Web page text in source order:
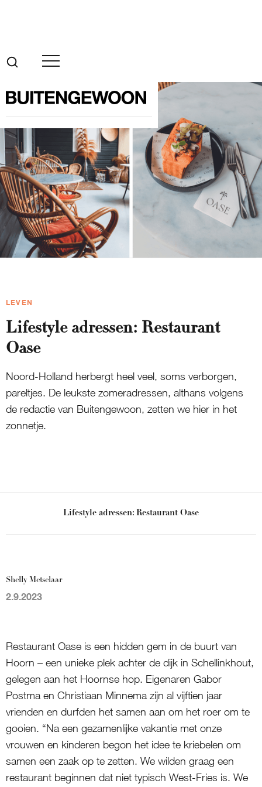
LEVEN
Lifestyle adressen: Restaurant
Oase
Noord-Holland herbergt heel veel, soms verborgen,
pareltjes. De leukste zomeradressen, althans volgens
de redactie van Buitengewoon, zetten we hier in het
zonnetje.
Lifestyle adressen: Restaurant Oase
Shelly Metselaar
2.9.2023
Restaurant Oase is een hidden gem in de buurt van
Hoorn – een unieke plek achter de dijk in Schellinkhout,
gelegen aan het Hoornse hop. Eigenaren Gabor
Postma en Christiaan Minnema zijn al vijftien jaar
vrienden en durfden het samen aan om het roer om te
gooien. “Na een gezamenlijke vakantie met onze
vrouwen en kinderen begon het idee te kriebelen om
samen een zaak op te zetten. We wilden graag een
restaurant beginnen dat niet typisch West-Fries is. We